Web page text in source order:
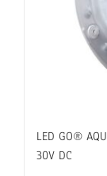
LED GO®
30V DC